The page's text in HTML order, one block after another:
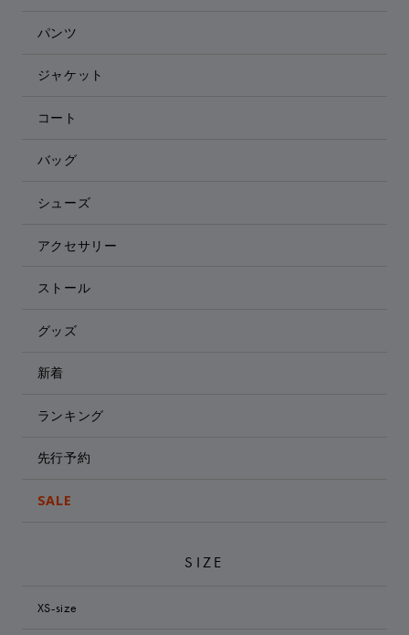
パンツ
ジャケット
コート
バッグ
シューズ
アクセサリー
ストール
グッズ
新着
ランキング
先行予約
SALE
SIZE
XS-size